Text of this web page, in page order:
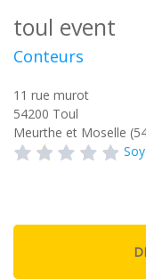
toul event
Conteurs
11 rue murot
54200 Toul
Meurthe et Moselle